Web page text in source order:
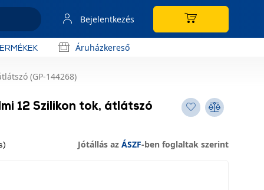
Bejelentkezés
Áruházkereső
(GP-144268)
12 Szilikon tok, átlátszó
Jótállás az ÁSZF-ben foglaltak szerint